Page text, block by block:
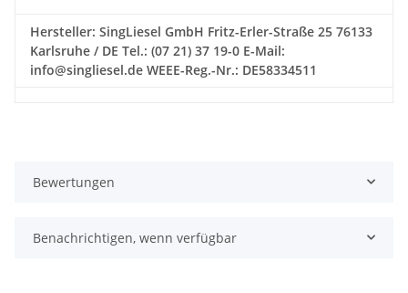
Hersteller: SingLiesel GmbH Fritz-Erler-Straße 25 76133
Karlsruhe / DE Tel.: (07 21) 37 19-0 E-Mail:
info@singliesel.de WEEE-Reg.-Nr.: DE58334511
Bewertungen
Benachrichtigen, wenn verfügbar